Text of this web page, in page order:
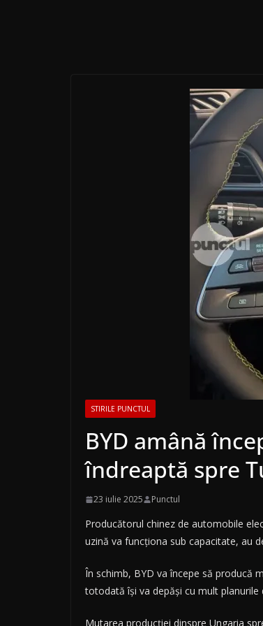
STIRILE PUNCTUL
BYD amână
îndreaptă spre
23 iulie 2025 Punctul
Producătorul chinez de automobile
uzină va funcţiona sub capacitate, au
În schimb, BYD va începe să producă
totodată îşi va depăşi cu mult
Mutarea producţiei dinspre Ungaria